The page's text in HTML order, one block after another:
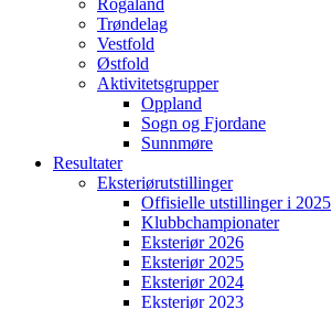
Rogaland
Trøndelag
Vestfold
Østfold
Aktivitetsgrupper
Oppland
Sogn og Fjordane
Sunnmøre
Resultater
Eksteriørutstillinger
Offisielle utstillinger i 2025
Klubbchampionater
Eksteriør 2026
Eksteriør 2025
Eksteriør 2024
Eksteriør 2023